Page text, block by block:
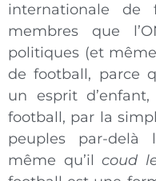
internationale de
membres que
politiques (et
de football, parce
un esprit
football, par la
peuples par-delà
même qu’ilcoud